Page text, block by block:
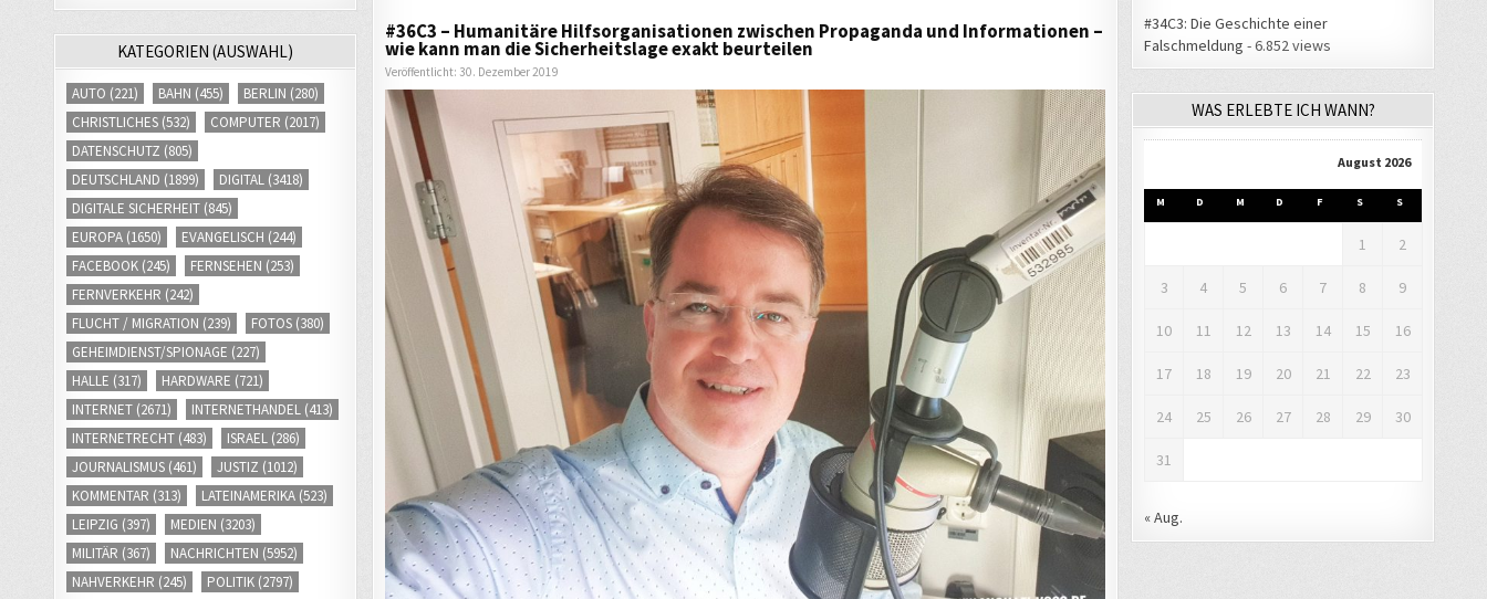
#36C3 – Humanitäre Hilfsorganisationen zwischen Propaganda und Informationen –
wie kann man die Sicherheitslage exakt beurteilen
Veröffentlicht: 30. Dezember 2019
KATEGORIEN (AUSWAHL)
AUTO (221) BAHN (455) BERLIN (280)
CHRISTLICHES (532) COMPUTER (2017)
DATENSCHUTZ (805)
DEUTSCHLAND (1899) DIGITAL (3418)
DIGITALE SICHERHEIT (845)
EUROPA (1650) EVANGELISCH (244)
FACEBOOK (245) FERNSEHEN (253)
FERNVERKEHR (242)
FLUCHT / MIGRATION (239) FOTOS (380)
GEHEIMDIENST/SPIONAGE (227)
HALLE (317) HARDWARE (721)
INTERNET (2671) INTERNETHANDEL (413)
INTERNETRECHT (483) ISRAEL (286)
JOURNALISMUS (461) JUSTIZ (1012)
KOMMENTAR (313) LATEINAMERIKA (523)
LEIPZIG (397) MEDIEN (3203)
MILITÄR (367) NACHRICHTEN (5952)
NAHVERKEHR (245) POLITIK (2797)
#34C3: Die Geschichte einer
Falschmeldung - 6.852 views
WAS ERLEBTE ICH WANN?
August 2026
M D M D F S S
1 2
3 4 5 6 7 8 9
10 11 12 13 14 15 16
17 18 19 20 21 22 23
24 25 26 27 28 29 30
31
« Aug.